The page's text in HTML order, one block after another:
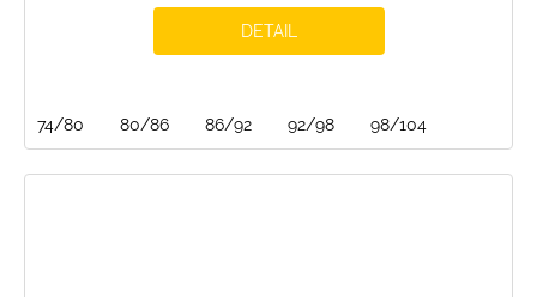
DETAIL
74/80 80/86 86/92 92/98 98/104